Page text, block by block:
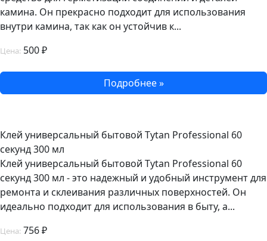
камина. Он прекрасно подходит для использования
внутри камина, так как он устойчив к...
Цена: 500 ₽
Подробнее »
Клей универсальный бытовой Tytan Professional 60
секунд 300 мл
Клей универсальный бытовой Tytan Professional 60
секунд 300 мл - это надежный и удобный инструмент для
ремонта и склеивания различных поверхностей. Он
идеально подходит для использования в быту, а...
Цена: 756 ₽